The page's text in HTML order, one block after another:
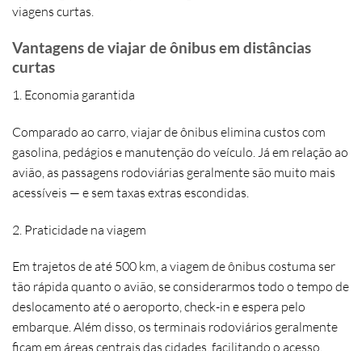
viagens curtas.
Vantagens de viajar de ônibus em distâncias
curtas
1. Economia garantida
Comparado ao carro, viajar de ônibus elimina custos com
gasolina, pedágios e manutenção do veículo. Já em relação ao
avião, as passagens rodoviárias geralmente são muito mais
acessíveis — e sem taxas extras escondidas.
2. Praticidade na viagem
Em trajetos de até 500 km, a viagem de ônibus costuma ser
tão rápida quanto o avião, se considerarmos todo o tempo de
deslocamento até o aeroporto, check-in e espera pelo
embarque. Além disso, os terminais rodoviários geralmente
ficam em áreas centrais das cidades, facilitando o acesso.